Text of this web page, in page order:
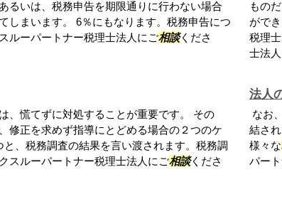
るいは、税務申告を期限通りに行わない場合
しまいます。 6％にもなります。税務申告につ
ルーパートナー税理士法人にご相談くださ
もの
がで
税理
士法
、慌てずに対処することが重要です。 その
修正を求めず指導にとどめる場合の２つのケ
、税務調査の結果を言い渡されます。税務調
スルーパートナー税理士法人にご相談くださ
法人
なお
結さ
様々な
パー